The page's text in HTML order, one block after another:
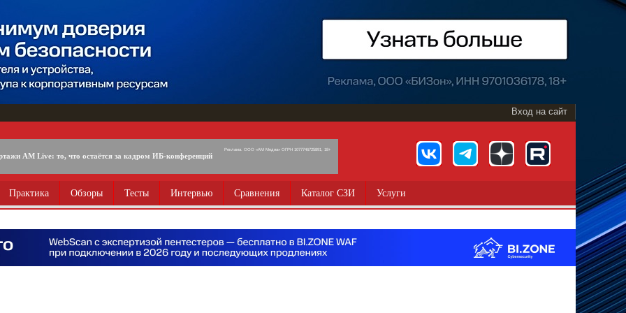
Вход на сайт
AM Live: то, что остаётся за кадром ИБ-конференций
Реклама. ООО «АМ Медиа» ОГРН 1077746725891, 18+
Практика Обзоры Тесты Интервью Сравнения Каталог СЗИ Услуги